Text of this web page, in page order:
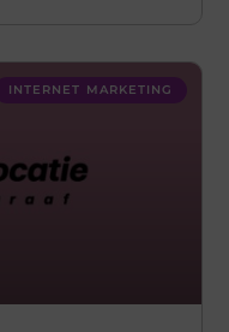
INTERNET MARKETING